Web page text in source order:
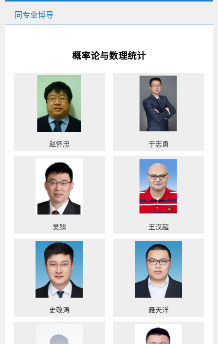
同专业博导
概率论与数理统计
赵怀忠 于志勇
吴臻 王汉超
史敬涛 聂天洋